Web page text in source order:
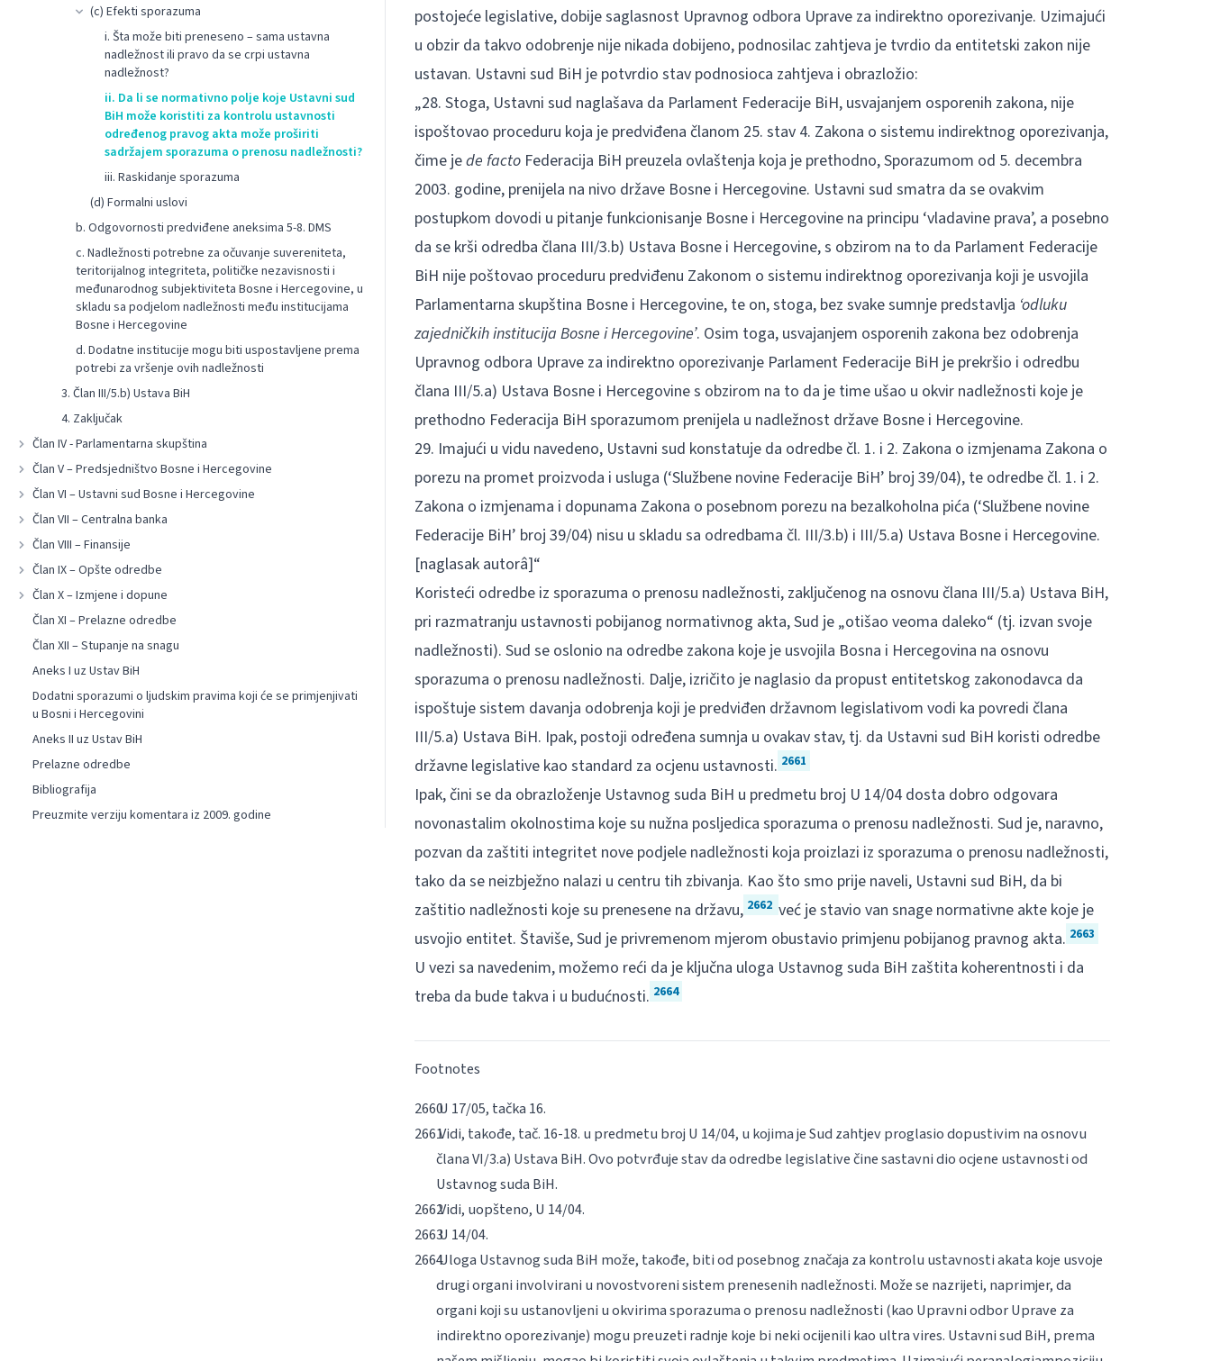
(c) Efekti sporazuma
i. Šta može biti preneseno – sama ustavna
nadležnost ili pravo da se crpi ustavna
nadležnost?
ii. Da li se normativno polje koje Ustavni sud
BiH može koristiti za kontrolu ustavnosti
određenog pravog akta može proširiti
sadržajem sporazuma o prenosu nadležnosti?
iii. Raskidanje sporazuma
(d) Formalni uslovi
b. Odgovornosti predviđene aneksima 5-8. DMS
c. Nadležnosti potrebne za očuvanje suvereniteta,
teritorijalnog integriteta, političke nezavisnosti i
međunarodnog subjektiviteta Bosne i Hercegovine, u
skladu sa podjelom nadležnosti među institucijama
Bosne i Hercegovine
d. Dodatne institucije mogu biti uspostavljene prema
potrebi za vršenje ovih nadležnosti
3. Član III/5.b) Ustava BiH
4. Zaključak
Član IV - Parlamentarna skupština
Član V – Predsjedništvo Bosne i Hercegovine
Član VI – Ustavni sud Bosne i Hercegovine
Član VII – Centralna banka
Član VIII – Finansije
Član IX – Opšte odredbe
Član X – Izmjene i dopune
Član XI – Prelazne odredbe
Član XII – Stupanje na snagu
Aneks I uz Ustav BiH
Dodatni sporazumi o ljudskim pravima koji će se primjenjivati
u Bosni i Hercegovini
Aneks II uz Ustav BiH
Prelazne odredbe
Bibliografija
Preuzmite verziju komentara iz 2009. godine
postojeće legislative, dobije saglasnost Upravnog odbora Uprave za indirektno oporezivanje. Uzimajući
u obzir da takvo odobrenje nije nikada dobijeno, podnosilac zahtjeva je tvrdio da entitetski zakon nije
ustavan. Ustavni sud BiH je potvrdio stav podnosioca zahtjeva i obrazložio:
„28. Stoga, Ustavni sud naglašava da Parlament Federacije BiH, usvajanjem osporenih zakona, nije
ispoštovao proceduru koja je predviđena članom 25. stav 4. Zakona o sistemu indirektnog oporezivanja,
čime jede facto Federacija BiH preuzela ovlaštenja koja je prethodno, Sporazumom od 5. decembra
2003. godine, prenijela na nivo države Bosne i Hercegovine. Ustavni sud smatra da se ovakvim
postupkom dovodi u pitanje funkcionisanje Bosne i Hercegovine na principu ‘vladavine prava’, a posebno
da se krši odredba člana III/3.b) Ustava Bosne i Hercegovine, s obzirom na to da Parlament Federacije
BiH nije poštovao proceduru predviđenu Zakonom o sistemu indirektnog oporezivanja koji je usvojila
Parlamentarna skupština Bosne i Hercegovine, te on, stoga, bez svake sumnje predstavlja ‘odluku
zajedničkih institucija Bosne i Hercegovine’. Osim toga, usvajanjem osporenih zakona bez odobrenja
Upravnog odbora Uprave za indirektno oporezivanje Parlament Federacije BiH je prekršio i odredbu
člana III/5.a) Ustava Bosne i Hercegovine s obzirom na to da je time ušao u okvir nadležnosti koje je
prethodno Federacija BiH sporazumom prenijela u nadležnost države Bosne i Hercegovine.
29. Imajući u vidu navedeno, Ustavni sud konstatuje da odredbe čl. 1. i 2. Zakona o izmjenama Zakona o
porezu na promet proizvoda i usluga (‘Službene novine Federacije BiH’ broj 39/04), te odredbe čl. 1. i 2.
Zakona o izmjenama i dopunama Zakona o posebnom porezu na bezalkoholna pića (‘Službene novine
Federacije BiH’ broj 39/04) nisu u skladu sa odredbama čl. III/3.b) i III/5.a) Ustava Bosne i Hercegovine.
[naglasak autorâ]“
Koristeći odredbe iz sporazuma o prenosu nadležnosti, zaključenog na osnovu člana III/5.a) Ustava BiH,
pri razmatranju ustavnosti pobijanog normativnog akta, Sud je „otišao veoma daleko“ (tj. izvan svoje
nadležnosti). Sud se oslonio na odredbe zakona koje je usvojila Bosna i Hercegovina na osnovu
sporazuma o prenosu nadležnosti. Dalje, izričito je naglasio da propust entitetskog zakonodavca da
ispoštuje sistem davanja odobrenja koji je predviđen državnom legislativom vodi ka povredi člana
III/5.a) Ustava BiH. Ipak, postoji određena sumnja u ovakav stav, tj. da Ustavni sud BiH koristi odredbe
državne legislative kao standard za ocjenu ustavnosti. 2661
Ipak, čini se da obrazloženje Ustavnog suda BiH u predmetu broj U 14/04 dosta dobro odgovara
novonastalim okolnostima koje su nužna posljedica sporazuma o prenosu nadležnosti. Sud je, naravno,
pozvan da zaštiti integritet nove podjele nadležnosti koja proizlazi iz sporazuma o prenosu nadležnosti,
tako da se neizbježno nalazi u centru tih zbivanja. Kao što smo prije naveli, Ustavni sud BiH, da bi
zaštitio nadležnosti koje su prenesene na državu, 2662 već je stavio van snage normativne akte koje je
usvojio entitet. Štaviše, Sud je privremenom mjerom obustavio primjenu pobijanog pravnog akta. 2663
U vezi sa navedenim, možemo reći da je ključna uloga Ustavnog suda BiH zaštita koherentnosti i da
treba da bude takva i u budućnosti. 2664
Footnotes
U 17/05, tačka 16.
Vidi, takođe, tač. 16-18. u predmetu broj U 14/04, u kojima je Sud zahtjev proglasio dopustivim na osnovu
člana VI/3.a) Ustava BiH. Ovo potvrđuje stav da odredbe legislative čine sastavni dio ocjene ustavnosti od
Ustavnog suda BiH.
Vidi, uopšteno, U 14/04.
U 14/04.
Uloga Ustavnog suda BiH može, takođe, biti od posebnog značaja za kontrolu ustavnosti akata koje usvoje
drugi organi involvirani u novostvoreni sistem prenesenih nadležnosti. Može se nazrijeti, naprimjer, da
organi koji su ustanovljeni u okvirima sporazuma o prenosu nadležnosti (kao Upravni odbor Uprave za
indirektno oporezivanje) mogu preuzeti radnje koje bi neki ocijenili kao ultra vires. Ustavni sud BiH, prema